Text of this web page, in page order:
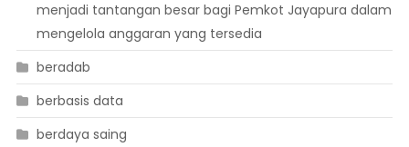
menjadi tantangan besar bagi Pemkot Jayapura dalam
mengelola anggaran yang tersedia
beradab
berbasis data
berdaya saing